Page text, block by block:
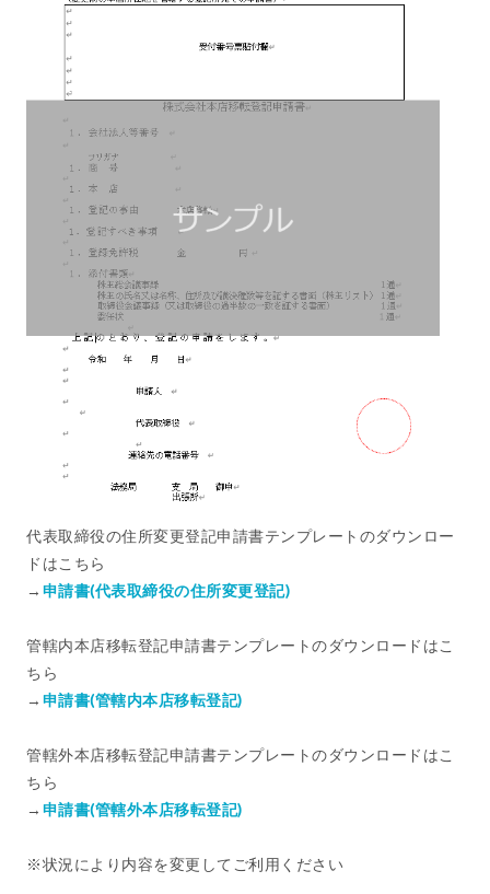
代表取締役の住所変更登記申請書テンプレートのダウンロー
ドはこちら
→ 申請書(代表取締役の住所変更登記)
管轄内本店移転登記申請書テンプレートのダウンロードはこ
ちら
→ 申請書(管轄内本店移転登記)
管轄外本店移転登記申請書テンプレートのダウンロードはこ
ちら
→ 申請書(管轄外本店移転登記)
※状況により内容を変更してご利用ください